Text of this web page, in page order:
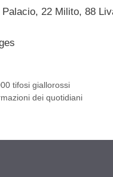
22 Milito, 88
tifosi giallorossi
dei quotidiani